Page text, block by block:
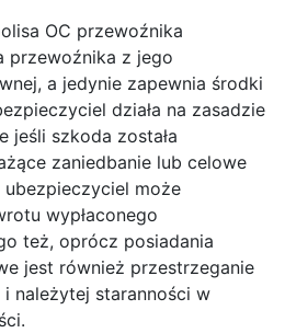
OC przewoźnika
przewoźnika z jego
a jedynie zapewnia środki
działa na zasadzie
jeśli szkoda została
zaniedbanie lub celowe
ubezpieczyciel może
wypłaconego
też, oprócz posiadania
jest również przestrzeganie
należytej staranności w